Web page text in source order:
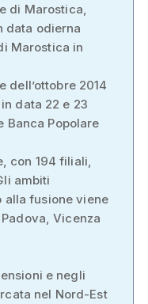
di Marostica,
data odierna
Marostica in
dell’ottobre 2014
data 22 e 23
Banca Popolare
con 194 filiali,
ambiti
alla fusione viene
Vicenza
e negli
nel Nord-Est